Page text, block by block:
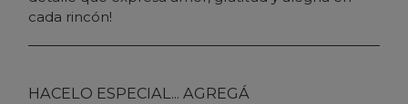
cada rincón!
HACELO ESPECIAL... AGREGÁ